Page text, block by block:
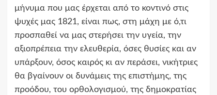
μήνυμα που μας έρχεται από το κοντινό στις
ψυχές μας 1821, είναι πως, στη μάχη με ό,τι
προσπαθεί να μας στερήσει την υγεία, την
αξιοπρέπεια την ελευθερία, όσες θυσίες και αν
υπάρξουν, όσος καιρός κι αν περάσει, νικήτριες
θα βγαίνουν οι δυνάμεις της επιστήμης, της
προόδου, του ορθολογισμού, της δημοκρατίας